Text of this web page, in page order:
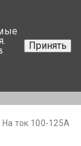
17-350-99-56
44-752-82-08
вопрос
На ток 100-125А
Принять